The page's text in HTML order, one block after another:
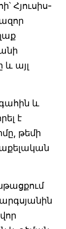
Հյուսիս-
և այլ
և
է
թեմի